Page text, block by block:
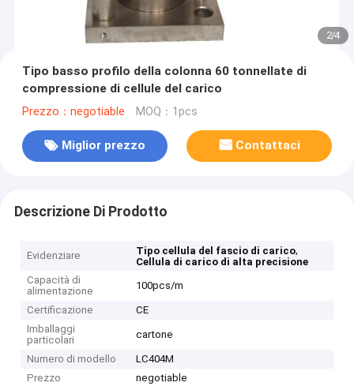
2/4
Tipo basso profilo della colonna 60 tonnellate di
compressione di cellule del carico
Prezzo：negotiable MOQ：1pcs
Miglior prezzo Contattaci
Descrizione Di Prodotto
Evidenziare Tipo cellula del fascio di carico,
Cellula di carico di alta precisione
Capacità di
alimentazione
100pcs/m
Certificazione
CE
Imballaggi
particolari
cartone
Numero di modello
LC404M
Prezzo
negotiable